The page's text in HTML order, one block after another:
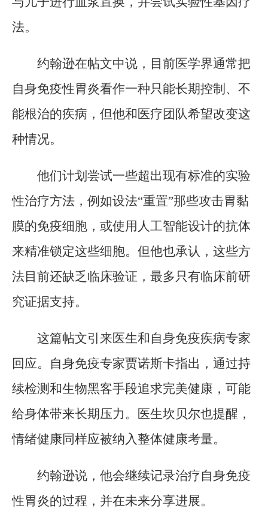
法。
约翰逊在帖文中说，目前医学界通常把
自身免疫性胃炎看作一种只能长期控制、不
能根治的疾病，但他和医疗团队希望改变这
种情况。
他们计划尝试一些超出现有标准的实验
性治疗方法，例如设法“重置”那些攻击胃黏
膜的免疫细胞，或使用人工智能设计的抗体
来精准锁定这些细胞。但他也承认，这些方
法目前还缺乏临床验证，最多只有临床前研
究证据支持。
这篇帖文引来医生和自身免疫疾病专家
回应。自身免疫专家贾诺斯卡指出，通过持
续检测和生物黑客手段追求完美健康，可能
给身体带来长期压力。医生坎贝尔也提醒，
情绪健康同样应被纳入整体健康考量。
约翰逊说，他会继续记录治疗自身免疫
性胃炎的过程，并在未来分享进展。